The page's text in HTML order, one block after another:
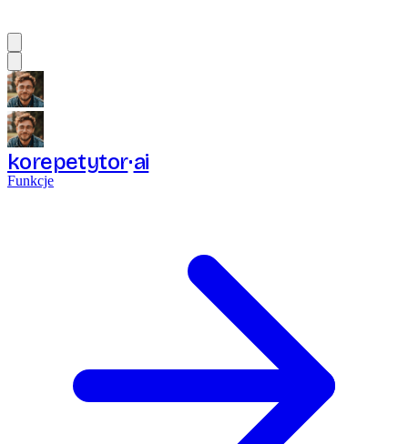
korepetytor ai
Funkcje